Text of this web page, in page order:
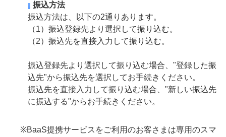
振込方法
振込方法は、以下の2通りあります。
（1）振込登録先より選択して振り込む。
（2）振込先を直接入力して振り込む。
振込登録先より選択して振り込む場合、"登録した振
込先"から振込先を選択してお手続きください。
振込先を直接入力して振り込む場合、"新しい振込先
に振込する"からお手続きください。
※BaaS提携サービスをご利用のお客さまは専用のスマ